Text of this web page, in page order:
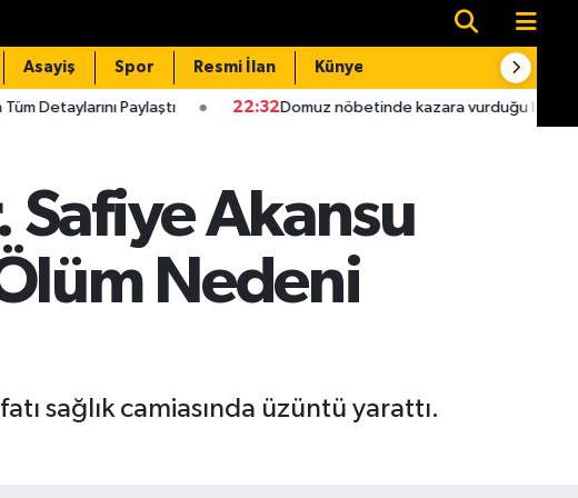
Asayiş Spor Resmi İlan Künye
22:32Domuz nöbetinde kazara vurduğu babası hastanede
Safiye Akansu
Nedeni
sağlık camiasında üzüntü yarattı.